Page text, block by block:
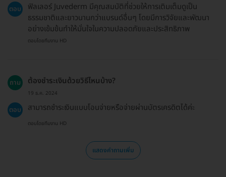
ตอบ
ฟิลเลอร์ Juvederm มีคุณสมบัติที่ช่วยให้การเติมเต็มดูเป็น
ธรรมชาติและยาวนานกว่าแบรนด์อื่นๆ โดยมีการวิจัยและพัฒนา
อย่างเข้มข้นทำให้มั่นใจในความปลอดภัยและประสิทธิภาพ
ตอบโดยทีมงาน HD
ถาม ต้องชำระเงินด้วยวิธีไหนบ้าง?
19 ธ.ค. 2024
ตอบ สามารถชำระเงินแบบโอนจ่ายหรือจ่ายผ่านบัตรเครดิตได้ค่ะ
ตอบโดยทีมงาน HD
แสดงคำถามเพิ่ม